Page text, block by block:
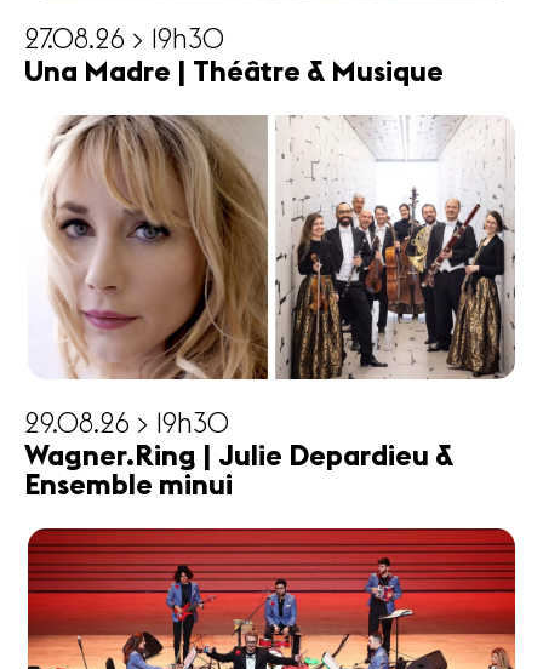
27.08.26 > 19h30
Una Madre | Théâtre & Musique
29.08.26 > 19h30
Wagner.Ring | Julie Depardieu &
Ensemble minui